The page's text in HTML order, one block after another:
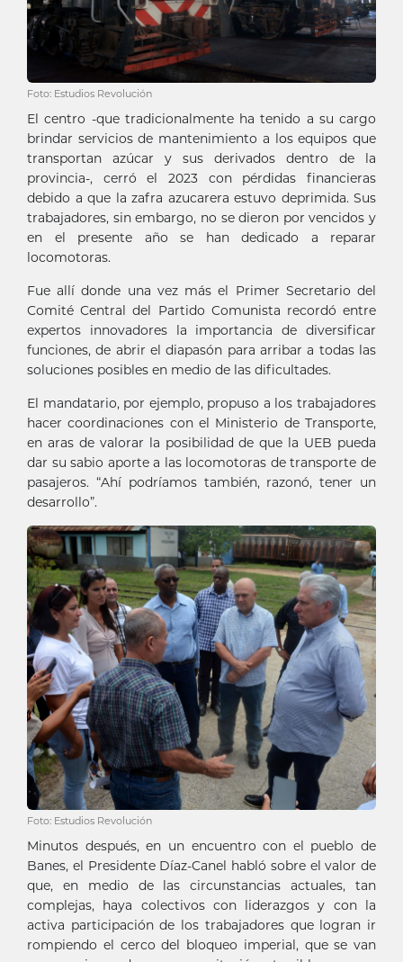
Foto: Estudios Revolución
El centro -que tradicionalmente ha tenido a su cargo
brindar servicios de mantenimiento a los equipos que
transportan azúcar y sus derivados dentro de la
provincia-, cerró el 2023 con pérdidas financieras
debido a que la zafra azucarera estuvo deprimida. Sus
trabajadores, sin embargo, no se dieron por vencidos y
en el presente año se han dedicado a reparar
locomotoras.
Fue allí donde una vez más el Primer Secretario del
Comité Central del Partido Comunista recordó entre
expertos innovadores la importancia de diversificar
funciones, de abrir el diapasón para arribar a todas las
soluciones posibles en medio de las dificultades.
El mandatario, por ejemplo, propuso a los trabajadores
hacer coordinaciones con el Ministerio de Transporte,
en aras de valorar la posibilidad de que la UEB pueda
dar su sabio aporte a las locomotoras de transporte de
pasajeros. “Ahí podríamos también, razonó, tener un
desarrollo”.
Foto: Estudios Revolución
Minutos después, en un encuentro con el pueblo de
Banes, el Presidente Díaz-Canel habló sobre el valor de
que, en medio de las circunstancias actuales, tan
complejas, haya colectivos con liderazgos y con la
activa participación de los trabajadores que logran ir
rompiendo el cerco del bloqueo imperial, que se van